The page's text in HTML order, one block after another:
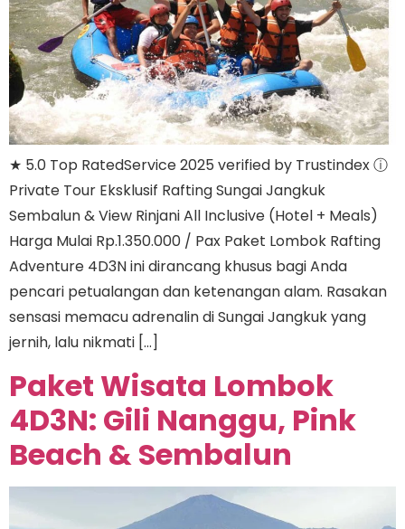
★ 5.0 Top RatedService 2025 verified by Trustindex ⓘ
Private Tour Eksklusif Rafting Sungai Jangkuk
Sembalun & View Rinjani All Inclusive (Hotel + Meals)
Harga Mulai Rp.1.350.000 / Pax Paket Lombok Rafting
Adventure 4D3N ini dirancang khusus bagi Anda
pencari petualangan dan ketenangan alam. Rasakan
sensasi memacu adrenalin di Sungai Jangkuk yang
jernih, lalu nikmati […]
Paket Wisata Lombok
4D3N: Gili Nanggu, Pink
Beach & Sembalun